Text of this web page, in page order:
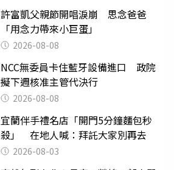
許富凱父親節開唱淚崩 思念爸爸
「用念力帶來小巨蛋」
2026-08-08
NCC無委員卡住藍牙設備進口 政院
擬下週核准主管代決行
2026-08-08
宜蘭伴手禮名店「開門5分鐘麵包秒
殺」 在地人喊：拜託大家別再去
2026-08-03